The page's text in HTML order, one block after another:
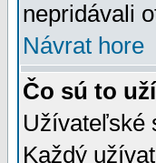
nepridávali
Návrat hore
Čo sú to
Užívateľské
Každý